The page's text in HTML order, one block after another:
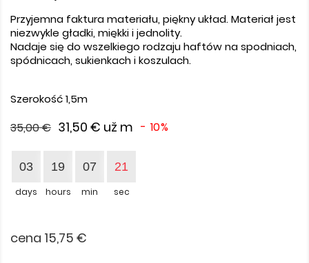
Przyjemna faktura materiału, piękny układ. Materiał jest
niezwykle gładki, miękki i jednolity.
Nadaje się do wszelkiego rodzaju haftów na spodniach,
spódnicach, sukienkach i koszulach.
Szerokość 1,5m
31,50 € už m - 10%
35,00 €
03
days
19
hours
07
min
21
sec
cena 15,75 €